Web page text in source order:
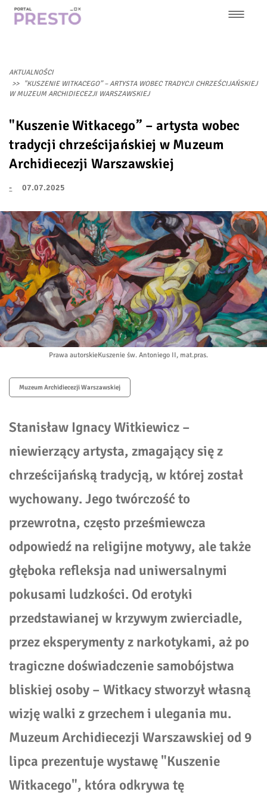
Przejdź
nawigacja
AKTUALNOŚCI
"KUSZENIE WITKACEGO” – ARTYSTA WOBEC TRADYCJI CHRZEŚCIJAŃSKIEJ
W MUZEUM ARCHIDIECEZJI WARSZAWSKIEJ
"Kuszenie Witkacego” – artysta wobec
tradycji chrześcijańskiej w Muzeum
Archidiecezji Warszawskiej
- 07.07.2025
Prawa autorskieKuszenie św. Antoniego II, mat.pras.
Muzeum Archidiecezji Warszawskiej
Stanisław Ignacy Witkiewicz –
niewierzący artysta, zmagający się z
chrześcijańską tradycją, w której został
wychowany. Jego twórczość to
przewrotna, często prześmiewcza
odpowiedź na religijne motywy, ale także
głęboka refleksja nad uniwersalnymi
pokusami ludzkości. Od erotyki
przedstawianej w krzywym zwierciadle,
przez eksperymenty z narkotykami, aż po
tragiczne doświadczenie samobójstwa
bliskiej osoby – Witkacy stworzył własną
wizję walki z grzechem i ulegania mu.
Muzeum Archidiecezji Warszawskiej od 9
lipca prezentuje wystawę "Kuszenie
Witkacego", która odkrywa tę